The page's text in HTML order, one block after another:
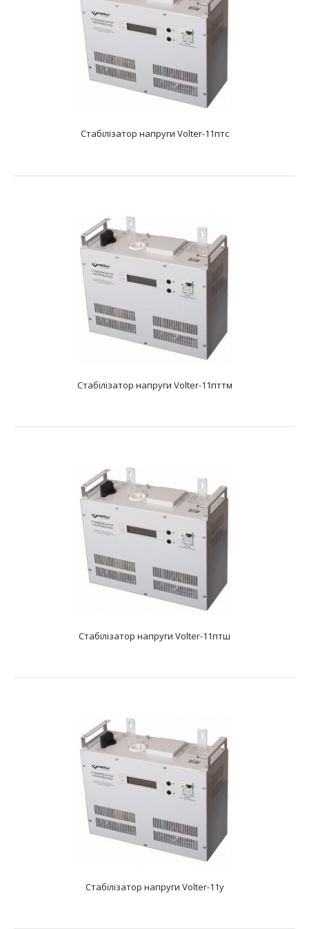
Фазність: одна фаза Діапазон вхідної напруг..
text_zero
Характеристики: Тип: електронний симисторний
Фазність: одна фаза Діапазон вхідної напруг..
Стабілізатор напруги Volter-11птс
text_zero
Характеристики: Тип: електронний симисторний
Фазність: одна фаза Діапазон вхідної напруг..
Стабілізатор напруги Volter-11птс
Стабілізатор напруги Volter-11пттм
Стабілізатор напруги Volter-11птш
Стабілізатор напруги Volter-11у